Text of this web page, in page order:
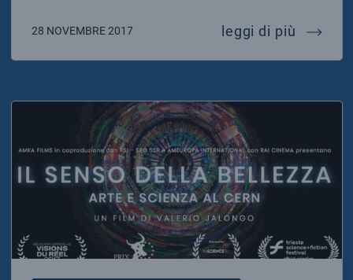
28 NOVEMBRE 2017 leggi di più